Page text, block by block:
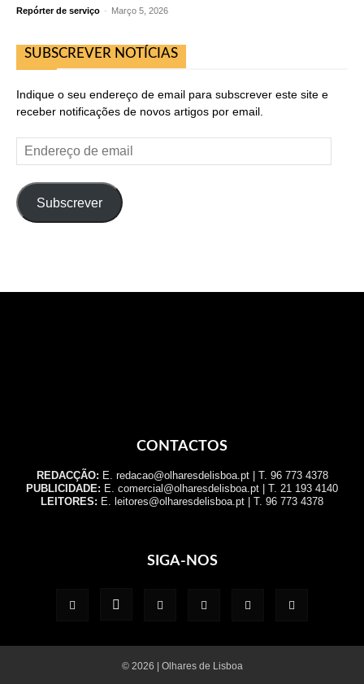
Repórter de serviço - Março 5, 2026
SUBSCREVER NOTÍCIAS
Indique o seu endereço de email para subscrever este site e
receber notificações de novos artigos por email.
Endereço
de
Subscrever
CONTACTOS
REDACÇÃO: E. redacao@olharesdelisboa.pt | T. 96 773 4378
PUBLICIDADE: E. comercial@olharesdelisboa.pt | T. 21 193 4140
LEITORES: E. leitores@olharesdelisboa.pt | T. 96 773 4378
SIGA-NOS
© 2026 | Olhares de Lisboa